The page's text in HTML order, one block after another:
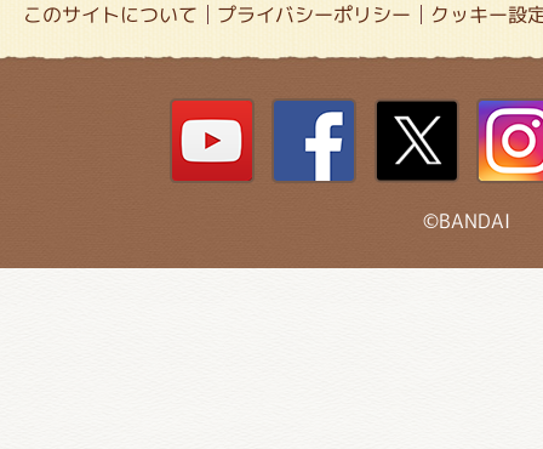
このサイトについて プライバシーポリシー クッキー設
©BANDAI